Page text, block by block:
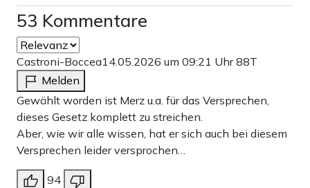
53 Kommentare
Castroni-Boccea14.05.2026 um 09:21 Uhr88T
Melden
Gewählt worden ist Merz u.a. für das Versprechen,
dieses Gesetz komplett zu streichen.
Aber, wie wir alle wissen, hat er sich auch bei diesem
Versprechen leider versprochen…
94